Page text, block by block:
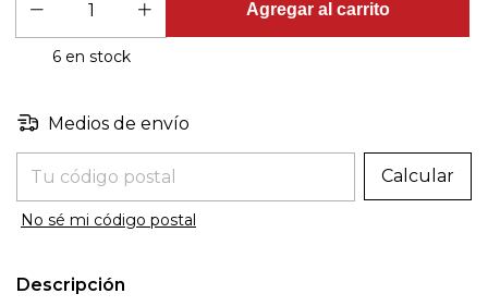
6en stock
Medios de envío
Entregas para el CP:
Calcular
No sé mi código postal
Descripción